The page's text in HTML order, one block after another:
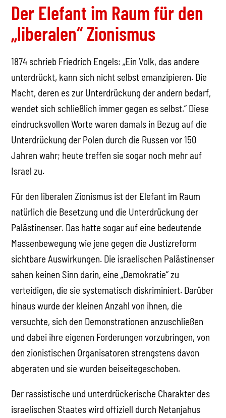
Der Elefant im Raum für den
„liberalen“ Zionismus
1874 schrieb Friedrich Engels: „Ein Volk, das andere
unterdrückt, kann sich nicht selbst emanzipieren. Die
Macht, deren es zur Unterdrückung der andern bedarf,
wendet sich schließlich immer gegen es selbst.“ Diese
eindrucksvollen Worte waren damals in Bezug auf die
Unterdrückung der Polen durch die Russen vor 150
Jahren wahr; heute treffen sie sogar noch mehr auf
Israel zu.
Für den liberalen Zionismus ist der Elefant im Raum
natürlich die Besetzung und die Unterdrückung der
Palästinenser. Das hatte sogar auf eine bedeutende
Massenbewegung wie jene gegen die Justizreform
sichtbare Auswirkungen. Die israelischen Palästinenser
sahen keinen Sinn darin, eine „Demokratie“ zu
verteidigen, die sie systematisch diskriminiert. Darüber
hinaus wurde der kleinen Anzahl von ihnen, die
versuchte, sich den Demonstrationen anzuschließen
und dabei ihre eigenen Forderungen vorzubringen, von
den zionistischen Organisatoren strengstens davon
abgeraten und sie wurden beiseitegeschoben.
Der rassistische und unterdrückerische Charakter des
israelischen Staates wird offiziell durch Netanjahus